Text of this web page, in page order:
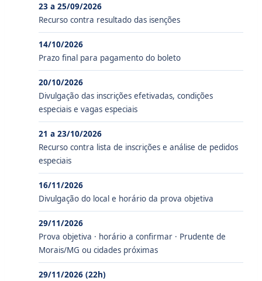
23 a 25/09/2026
Recurso contra resultado das isenções
14/10/2026
Prazo final para pagamento do boleto
20/10/2026
Divulgação das inscrições efetivadas, condições
especiais e vagas especiais
21 a 23/10/2026
Recurso contra lista de inscrições e análise de pedidos
especiais
16/11/2026
Divulgação do local e horário da prova objetiva
29/11/2026
Prova objetiva · horário a confirmar · Prudente de
Morais/MG ou cidades próximas
29/11/2026 (22h)